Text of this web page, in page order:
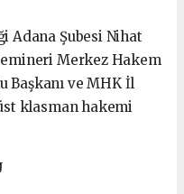
Adana Şubesi Nihat
Merkez Hakem
Başkanı ve MHK İl
klasman hakemi